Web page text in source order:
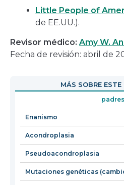
Little People of
de EE.UU.).
Revisor médico: Amy W.
Fecha de revisión: abril de
MÁS SOBRE
padres
Enanismo
Acondroplasia
Pseudoacondroplasia
Mutaciones genéticas